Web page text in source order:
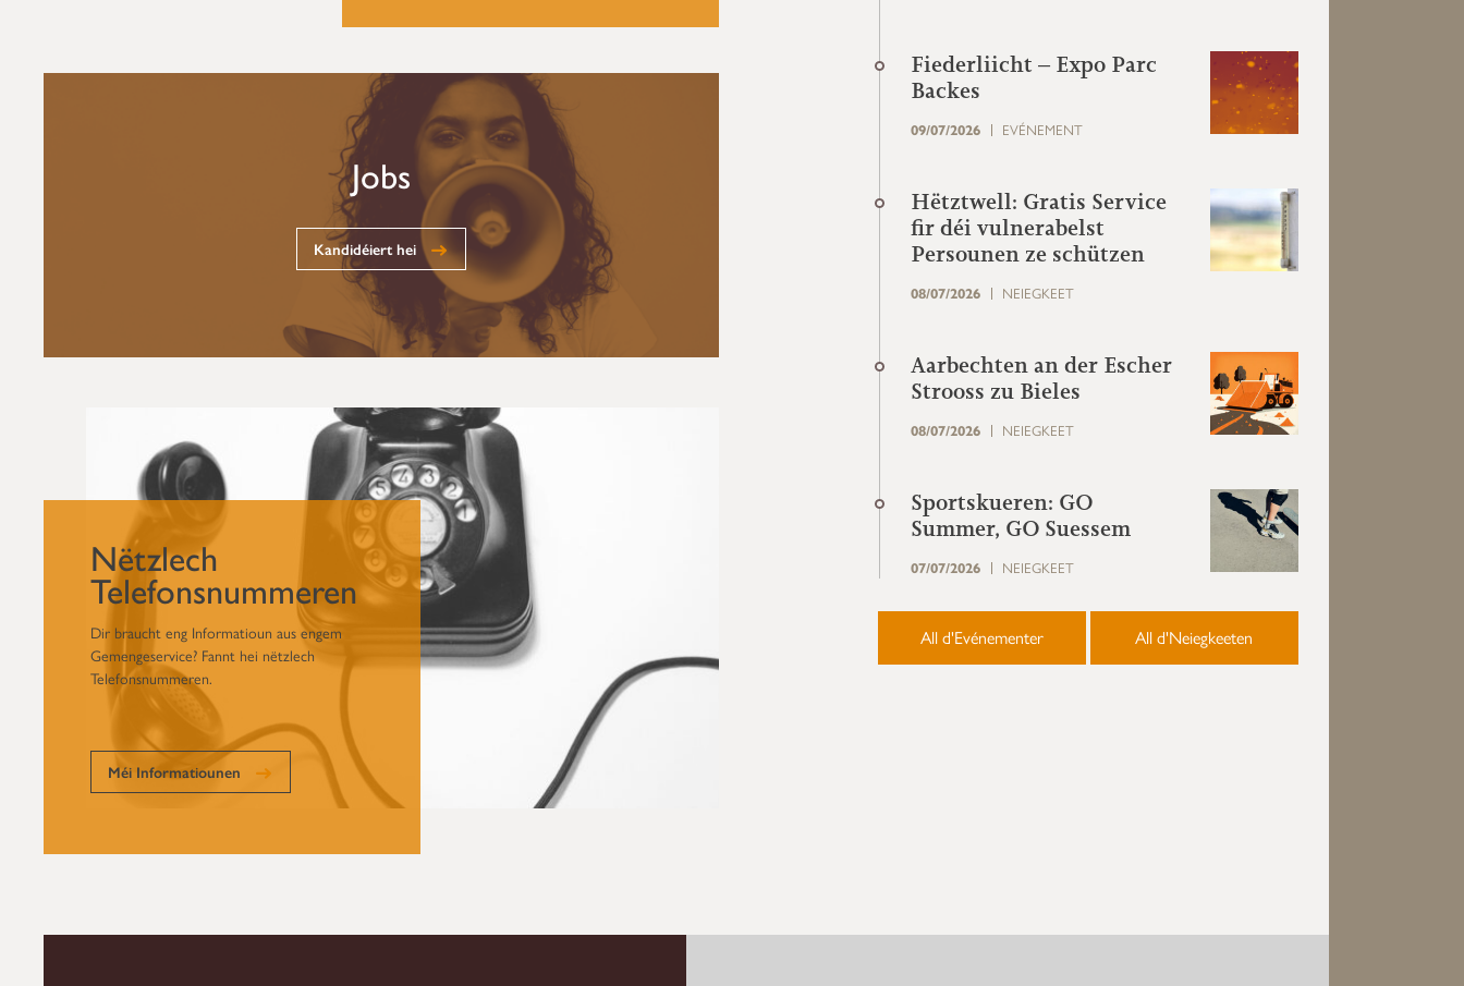
Fiederliicht – Expo Parc
Backes
09/07/2026 EVÉNEMENT
Hëtztwell: Gratis Service
fir déi vulnerabelst
Persounen ze schützen
08/07/2026 NEIEGKEET
Aarbechten an der Escher
Strooss zu Bieles
08/07/2026 NEIEGKEET
Sportskueren: GO
Summer, GO Suessem
07/07/2026 NEIEGKEET
All d'Evénementer All d'Neiegkeeten
Jobs
Kandidéiert hei
Nëtzlech
Telefonsnummeren
Dir braucht eng Informatioun aus engem
Gemengeservice? Fannt hei nëtzlech
Telefonsnummeren.
Méi Informatiounen